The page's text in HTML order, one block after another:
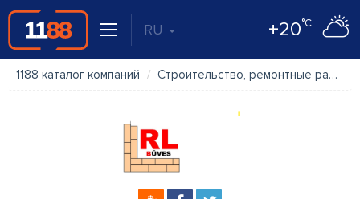
RU +20°C
1188 каталог компаний Строительство, ремонтные работы